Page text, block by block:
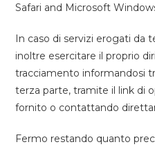
Safari and Microsoft
In caso di servizi erogati da
inoltre esercitare il proprio
tracciamento informandosi
terza parte, tramite il link di
fornito o contattando
Fermo restando quanto